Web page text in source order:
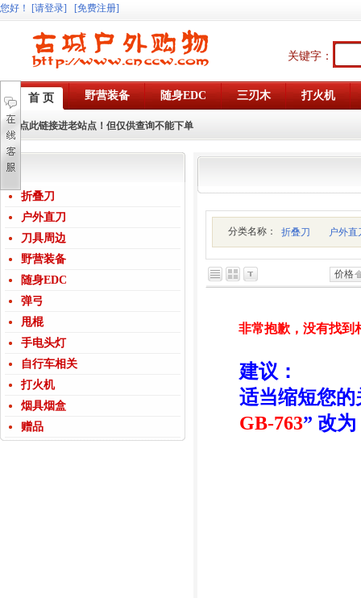
您好 ！ [请登录] [免费注册]
关键字：
首 页 野营装备 随身EDC 三刃木 打火机
点此链接进老站点！但仅供查询不能下单
折叠刀
户外直刀
刀具周边
野营装备
随身EDC
弹弓
甩棍
手电头灯
自行车相关
打火机
烟具烟盒
赠品
分类名称： 折叠刀 户外直
价格
非常抱歉，没有找到
建议：
适当缩短您
GB-763” 改为